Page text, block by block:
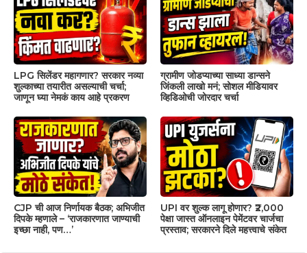
LPG सिलेंडर महागणार? सरकार नव्या
शुल्काच्या तयारीत असल्याची चर्चा;
जाणून घ्या नेमकं काय आहे प्रकरण
ग्रामीण जोडप्याच्या साध्या डान्सने
जिंकली लाखो मनं; सोशल मीडियावर
व्हिडिओची जोरदार चर्चा
CJP ची आज निर्णायक बैठक; अभिजीत
दिपके म्हणाले – ‘राजकारणात जाण्याची
इच्छा नाही, पण…’
UPI वर शुल्क लागू होणार? ₹2,000
पेक्षा जास्त ऑनलाइन पेमेंटवर चार्जचा
प्रस्ताव; सरकारने दिले महत्त्वाचे संकेत